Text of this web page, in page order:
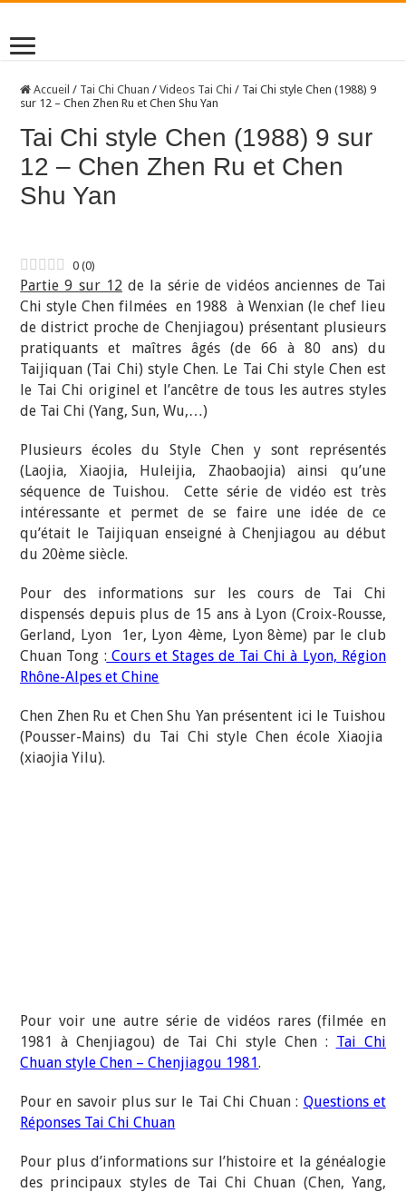
Accueil / Tai Chi Chuan / Videos Tai Chi / Tai Chi style Chen (1988) 9
sur 12 – Chen Zhen Ru et Chen Shu Yan
Tai Chi style Chen (1988) 9 sur
12 – Chen Zhen Ru et Chen
Shu Yan
0 (0)
Partie 9 sur 12de la série de vidéos anciennes de Tai
Chi style Chen filmées en 1988 à Wenxian (le chef lieu
de district proche de Chenjiagou) présentant plusieurs
pratiquants et maîtres âgés (de 66 à 80 ans) du
Taijiquan (Tai Chi) style Chen. Le Tai Chi style Chen est
le Tai Chi originel et l’ancêtre de tous les autres styles
de Tai Chi (Yang, Sun, Wu,…)
Plusieurs écoles du Style Chen y sont représentés
(Laojia, Xiaojia, Huleijia, Zhaobaojia) ainsi qu’une
séquence de Tuishou. Cette série de vidéo est très
intéressante et permet de se faire une idée de ce
qu’était le Taijiquan enseigné à Chenjiagou au début
du 20ème siècle.
Pour des informations sur les cours de Tai Chi
dispensés depuis plus de 15 ans à Lyon (Croix-Rousse,
Gerland, Lyon 1er, Lyon 4ème, Lyon 8ème) par le club
Chuan Tong : Cours et Stages de Tai Chi à Lyon, Région
Rhône-Alpes et Chine
Chen Zhen Ru et Chen Shu Yan présentent ici le Tuishou
(Pousser-Mains) du Tai Chi style Chen école Xiaojia
(xiaojia Yilu).
Pour voir une autre série de vidéos rares (filmée en
1981 à Chenjiagou) de Tai Chi style Chen : Tai Chi
Chuan style Chen – Chenjiagou 1981.
Pour en savoir plus sur le Tai Chi Chuan : Questions et
Réponses Tai Chi Chuan
Pour plus d’informations sur l’histoire et la généalogie
des principaux styles de Tai Chi Chuan (Chen, Yang,